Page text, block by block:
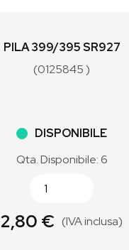
PILA 399/395 SR927
(0125845 )
DISPONIBILE
Qta. Disponibile: 6
2,80 € (IVA inclusa)